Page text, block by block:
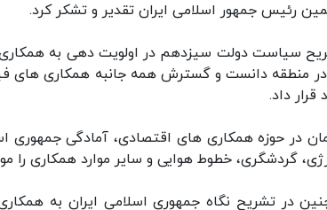
رئیس جمهور اسلامی ایران تقدیر و تشکر کرد.
سیاست دولت سیزدهم در اولویت دهی به
در منطقه دانست و گسترش همه جانبه همکاری های
قرار داد.
در حوزه همکاری های اقتصادی، آمادگی جمهوری
گردشگری، خطوط هوایی و سایر موارد همکاری را
در تشریح نگاه جمهوری اسلامی ایران به